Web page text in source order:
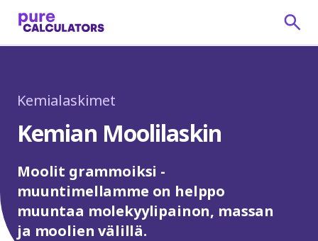
Kemialaskimet
Kemian Moolilaskin
Moolit grammoiksi -
muuntimellamme on helppo
muuntaa molekyylipainon, massan
ja moolien välillä.